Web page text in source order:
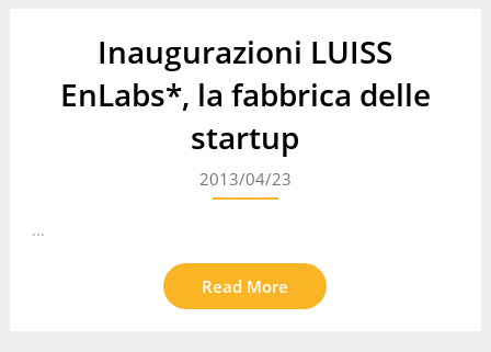
Inaugurazioni LUISS
EnLabs*, la fabbrica delle
startup
2013/04/23
...
Read More